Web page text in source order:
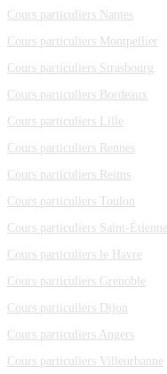
Cours particuliers Nantes
Cours particuliers Montpellier
Cours particuliers Strasbourg
Cours particuliers Bordeaux
Cours particuliers Lille
Cours particuliers Rennes
Cours particuliers Reims
Cours particuliers Toulon
Cours particuliers Saint-Étienne
Cours particuliers le Havre
Cours particuliers Grenoble
Cours particuliers Dijon
Cours particuliers Angers
Cours particuliers Villeurbanne